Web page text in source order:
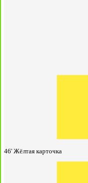
46' Жёлтая карточка